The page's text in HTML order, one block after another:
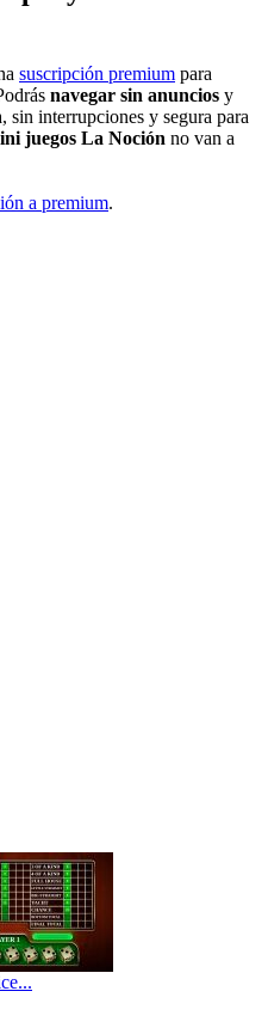
suscripción premium para
navegar sin anuncios y
sin interrupciones y segura para
juegos La Noción no van a
a premium.